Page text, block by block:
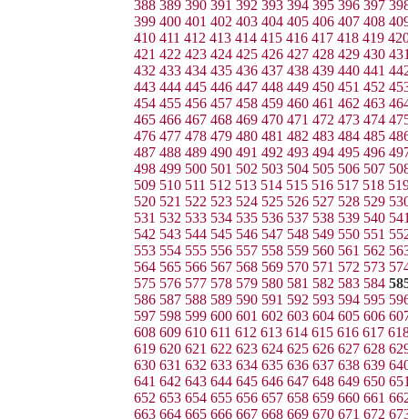
388 389 390 391 392 393 394 395 396 397
399 400 401 402 403 404 405 406 407 408
410 411 412 413 414 415 416 417 418 419
421 422 423 424 425 426 427 428 429 430
432 433 434 435 436 437 438 439 440 441
443 444 445 446 447 448 449 450 451 452
454 455 456 457 458 459 460 461 462 463
465 466 467 468 469 470 471 472 473 474
476 477 478 479 480 481 482 483 484 485
487 488 489 490 491 492 493 494 495 496
498 499 500 501 502 503 504 505 506 507
509 510 511 512 513 514 515 516 517 518
520 521 522 523 524 525 526 527 528 529
531 532 533 534 535 536 537 538 539 540
542 543 544 545 546 547 548 549 550 551
553 554 555 556 557 558 559 560 561 562
564 565 566 567 568 569 570 571 572 573
575 576 577 578 579 580 581 582 583 584
586 587 588 589 590 591 592 593 594 595
597 598 599 600 601 602 603 604 605 606
608 609 610 611 612 613 614 615 616 617
619 620 621 622 623 624 625 626 627 628
630 631 632 633 634 635 636 637 638 639
641 642 643 644 645 646 647 648 649 650
652 653 654 655 656 657 658 659 660 661
663 664 665 666 667 668 669 670 671 672